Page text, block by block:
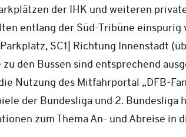
der IHK und weiteren
entlang der Süd-Tribüne
SC1| Richtung Innenstadt
zu den Bussen sind entsprechend
Nutzung des Mitfahrportal „DFB-
der Bundesliga und 2. Bundesliga
zum Thema An- und Abreise in